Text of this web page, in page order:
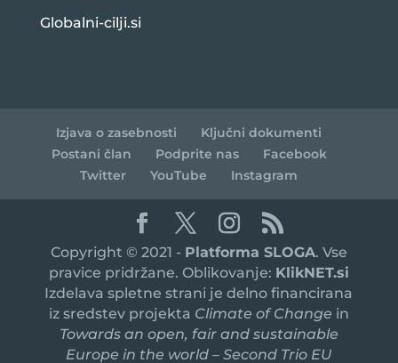
Globalni-cilji.si
Izjava o zasebnosti
Ključni dokumenti
Postani član
Podprite nas
Facebook
Twitter
YouTube Instagram
Copyright © 2021 - Platforma SLOGA. Vse
pravice pridržane. Oblikovanje: KlikNET.si
Izdelava spletne strani je delno financirana
iz sredstev projekta Climate of Change in
Towards an open, fair and sustainable
Europe in the world – Second Trio EU